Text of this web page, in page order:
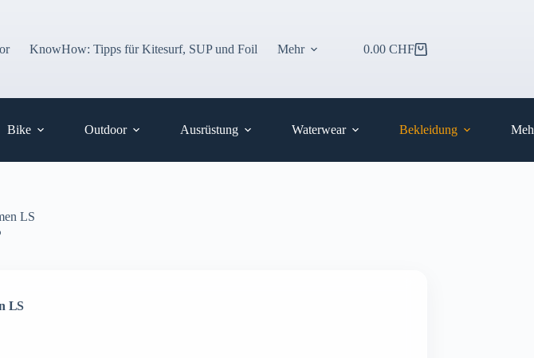
KnowHow: Tipps für Kitesurf, SUP und Foil Mehr Warenkorb
0.00 CHF
Bike Outdoor Ausrüstung Waterwear Bekleidung
LS
LS